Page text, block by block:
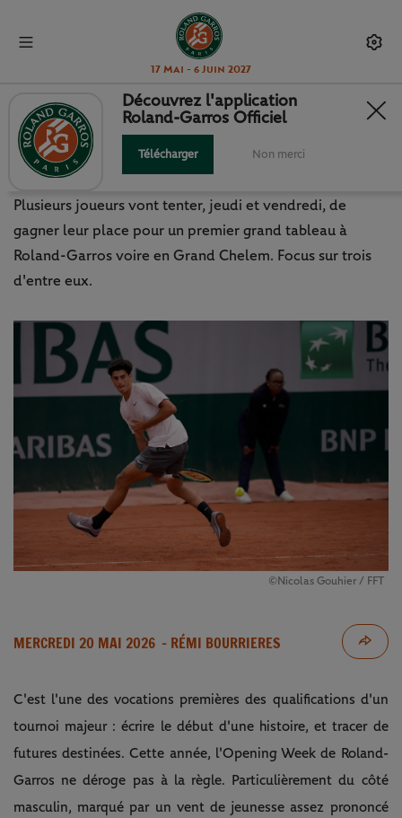
17 Mai - 6 Juin 2027
QUALIFICATIONS 2026 : PRIME À
LA JEUNESSE
Plusieurs joueurs vont tenter, jeudi et vendredi, de
gagner leur place pour un premier grand tableau à
Roland-Garros voire en Grand Chelem. Focus sur trois
d'entre eux.
©Nicolas Gouhier / FFT
MERCREDI 20 MAI 2026 - RÉMI BOURRIERES
C'est l'une des vocations premières des qualifications d'un
tournoi majeur : écrire le début d'une histoire, et tracer de
futures destinées. Cette année, l'Opening Week de Roland-
Garros ne déroge pas à la règle. Particulièrement du côté
masculin, marqué par un vent de jeunesse assez prononcé
Découvrez l'application
Roland-Garros Officiel
Télécharger Non merci